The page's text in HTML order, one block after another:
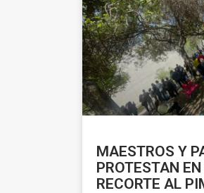
MAESTROS Y
PROTESTAN
RECORTE AL